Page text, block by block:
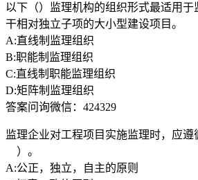
以下（）监理机构的组织形式最适用
干相对独立子项的大小型建设项目。
A:直线制监理组织
B:职能制监理组织
C:直线制职能监理组织
D:矩阵制监理组织
答案问询微信：424329
监理企业对工程项目实施监理时，应
）。
A:公正，独立，自主的原则